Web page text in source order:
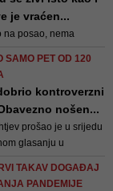
je vraćen...
na posao, nema
je Janićijević.
i veselije nego što je
SAMO PET OD 120
kontroverzni
nošen...
prošao je u srijedu
glasanju u
TAKAV DOGAĐAJ
PANDEMIJE